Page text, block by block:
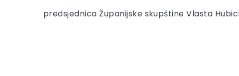
predsjednica Županijske skupštine Vlasta